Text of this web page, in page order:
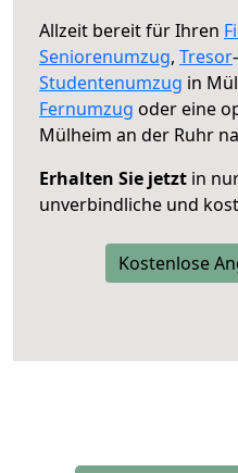
Allzeit bereit für Ihren
Seniorenumzug, Tresor
Studentenumzug in
Fernumzug oder eine
Mülheim an der Ruhr
Erhalten Sie jetzt in
unverbindliche und
Kostenlose